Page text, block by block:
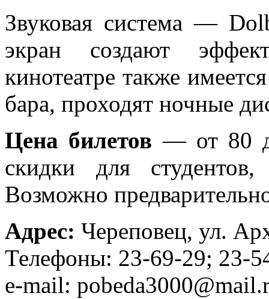
Звуковая система —
экран создают
кинотеатре также
бара, проходят ночные
Цена билетов — от 80
скидки для
Возможно
Адрес: Череповец, ул.
Телефоны: 23-69-29; 23-
e-mail: